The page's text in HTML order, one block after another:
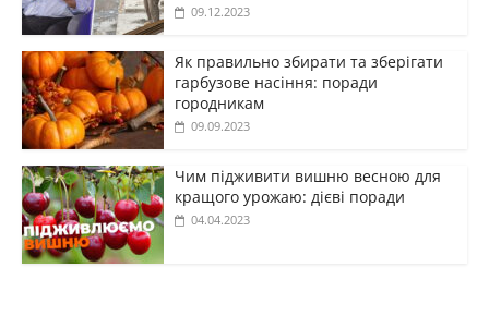
09.12.2023
Як правильно збирати та зберігати
гарбузове насіння: поради
городникам
09.09.2023
Чим підживити вишню весною для
кращого урожаю: дієві поради
04.04.2023